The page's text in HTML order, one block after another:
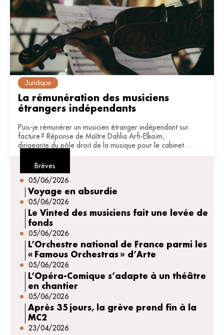
Juridique
La rémunération des musiciens
étrangers indépendants
Puis-je rémunérer un musicien étranger indépendant sur
facture ? Réponse de Maître Dahlia Arfi-Elkaïm,
dirigeante du pôle droit de la musique pour le cabinet
Brèves
05/06/2026
Voyage en absurdie
05/06/2026
Le Vinted des musiciens fait une levée de
fonds
05/06/2026
L’Orchestre national de France parmi les
« Famous Orchestras » d’Arte
05/06/2026
L’Opéra-Comique s’adapte à un théâtre
en chantier
05/06/2026
Après 35 jours, la grève prend fin à la
MC2
23/04/2026